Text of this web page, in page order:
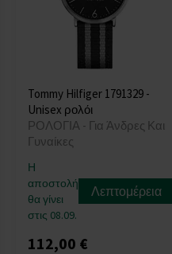
Tommy Hilfiger 1791329 -
Unisex ρολόι
ΡΟΛΟΓΙΑ - Για Άνδρες Και
Γυναίκες
Η
αποστολή
θα γίνει
στις 08.09.
Λεπτομέρεια
112,00 €